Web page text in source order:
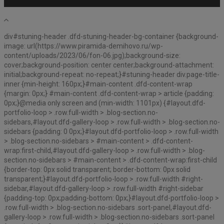
div#stuning-header .dfd-stuning-header-bg-container {background-
image: url(https://www.piramida-demihovo.ru/wp-
content/uploads/2023/06/fon-06.jpg);background-size:
cover;background-position: center center;background-attachment:
initial;background-repeat: no-repeat;}#stuning-header div.page-title-
inner {min-height: 160px;}#main-content .dfd-content-wrap
{margin: 0px;} #main-content .dfd-content-wrap > article {padding:
0px;}@media only screen and (min-width: 1101px) {#layout.dfd-
portfolio-loop > .row.full-width > .blog-section.no-
sidebars,#layout.dfd-gallery-loop > .row.full-width > .blog-section.no-
sidebars {padding: 0 0px;}#layout.dfd-portfolio-loop > .row.full-width
> .blog-section.no-sidebars > #main-content > .dfd-content-
wrap:first-child,#layout.dfd-gallery-loop > .row.full-width > .blog-
section.no-sidebars > #main-content > .dfd-content-wrap:first-child
{border-top: 0px solid transparent; border-bottom: 0px solid
transparent;}#layout.dfd-portfolio-loop > .row.full-width #right-
sidebar,#layout.dfd-gallery-loop > .row.full-width #right-sidebar
{padding-top: 0px;padding-bottom: 0px;}#layout.dfd-portfolio-loop >
.row.full-width > .blog-section.no-sidebars .sort-panel,#layout.dfd-
gallery-loop > .row.full-width > .blog-section.no-sidebars .sort-panel